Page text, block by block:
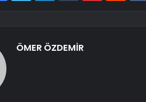
ÖMER ÖZDEMİR